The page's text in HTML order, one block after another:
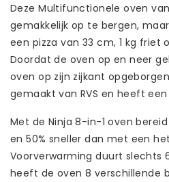
Deze Multifunctionele oven
gemakkelijk op te bergen,
een pizza van 33 cm, 1 kg friet
Doordat de oven op en neer
oven op zijn zijkant
gemaakt van RVS en heeft
Met de Ninja 8-in-1 oven
en 50% sneller dan met een
Voorverwarming duurt slechts
heeft de oven 8 verschillende